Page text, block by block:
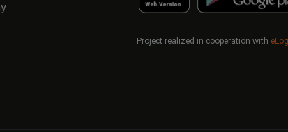
Project realized in cooperation with